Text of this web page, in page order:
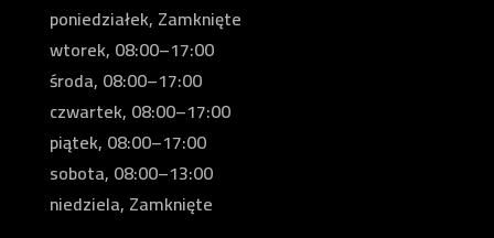
poniedziałek, Zamknięte
wtorek, 08:00–17:00
środa, 08:00–17:00
czwartek, 08:00–17:00
piątek, 08:00–17:00
sobota, 08:00–13:00
niedziela, Zamknięte